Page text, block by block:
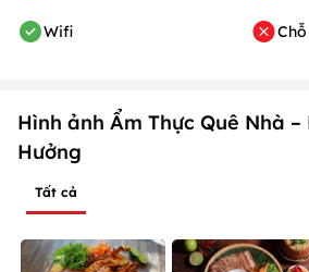
Wifi
Hình ảnh Ẩm Thực Quê Nhà
Hưởng
Tất cả